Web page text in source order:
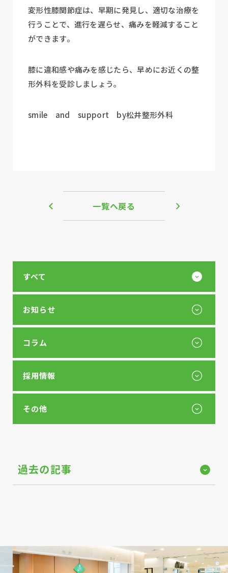
変形性膝関節症は、早期に発見し、適切な治療を
行うことで、進行を遅らせ、痛みを軽減すること
ができます。
膝に違和感や痛みを感じたら、早めにお近くの整
形外科を受診しましょう。
smile and support by松井整形外科
一覧へ戻る
すべて
お知らせ
コラム
採用情報
その他
過去の記事